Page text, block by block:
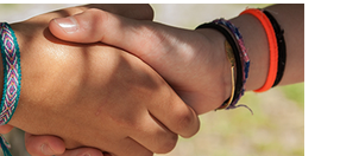
events/se-